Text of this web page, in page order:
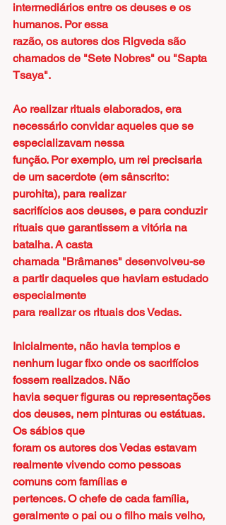
intermediários entre os deuses e os
humanos. Por essa
razão, os autores dos Rigveda são
chamados de "Sete Nobres" ou "Sapta
Tsaya".
Ao realizar rituais elaborados, era
necessário convidar aqueles que se
especializavam nessa
função. Por exemplo, um rei precisaria
de um sacerdote (em sânscrito:
purohita), para realizar
sacrifícios aos deuses, e para conduzir
rituais que garantissem a vitória na
batalha. A casta
chamada "Brâmanes" desenvolveu-se
a partir daqueles que haviam estudado
especialmente
para realizar os rituais dos Vedas.
Inicialmente, não havia templos e
nenhum lugar fixo onde os sacrifícios
fossem realizados. Não
havia sequer figuras ou representações
dos deuses, nem pinturas ou estátuas.
Os sábios que
foram os autores dos Vedas estavam
realmente vivendo como pessoas
comuns com famílias e
pertences. O chefe de cada família,
geralmente o pai ou o filho mais velho,